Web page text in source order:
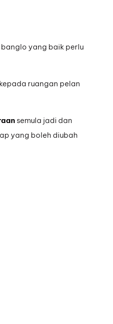
yang baik perlu
ruangan pelan
semula jadi dan
yang boleh diubah